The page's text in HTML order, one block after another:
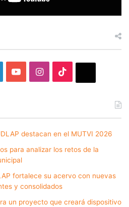
YouTubeInstagram
destacan en el MUTVI 2026
para analizar los retos de la
fortalece su acervo con nuevas
y consolidados
un proyecto que creará dispositivo